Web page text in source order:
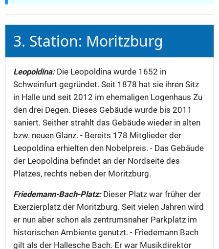
3. Station: Moritzburg
Leopoldina:Die Leopoldina wurde 1652 in
Schweinfurt gegründet. Seit 1878 hat sie ihren Sitz
in Halle und seit 2012 im ehemaligen Logenhaus Zu
den drei Degen. Dieses Gebäude wurde bis 2011
saniert. Seither strahlt das Gebäude wieder in alten
bzw. neuen Glanz. - Bereits 178 Mitglieder der
Leopoldina erhielten den Nobelpreis. - Das Gebäude
der Leopoldina befindet an der Nordseite des
Platzes, rechts neben der Moritzburg.
Friedemann-Bach-Platz:Dieser Platz war früher der
Exerzierplatz der Moritzburg. Seit vielen Jahren wird
er nun aber schon als zentrumsnaher Parkplatz im
historischen Ambiente genutzt. - Friedemann Bach
gilt als der Hallesche Bach. Er war Musikdirektor